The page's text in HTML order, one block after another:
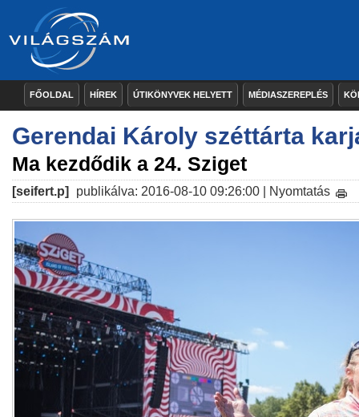
FŐOLDAL HÍREK ÚTIKÖNYVEK HELYETT MÉDIASZEREPLÉS
Gerendai Károly széttárta
Ma kezdődik a 24. Sziget
[seifert.p] publikálva: 2016-08-10 09:26:00 | Nyomtatás